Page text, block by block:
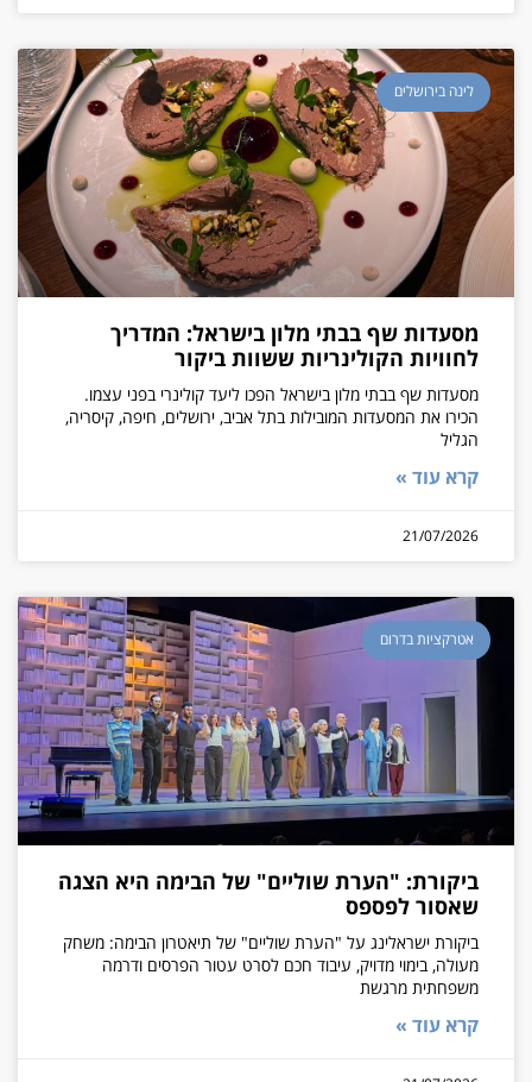
לינה בירושלים
מסעדות שף בבתי מלון בישראל: המדריך
לחוויות הקולינריות ששוות ביקור
מסעדות שף בבתי מלון בישראל הפכו ליעד קולינרי בפני עצמו.
הכירו את המסעדות המובילות בתל אביב, ירושלים, חיפה, קיסריה,
הגליל
קרא עוד »
21/07/2026
אטרקציות בדרום
ביקורת: "הערת שוליים" של הבימה היא הצגה
שאסור לפספס
ביקורת ישראלינג על "הערת שוליים" של תיאטרון הבימה: משחק
מעולה, בימוי מדויק, עיבוד חכם לסרט עטור הפרסים ודרמה
משפחתית מרגשת
קרא עוד »